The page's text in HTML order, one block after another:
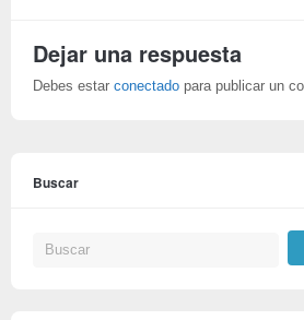
Dejar una respuesta
Debes estar conectado para publicar un
Buscar